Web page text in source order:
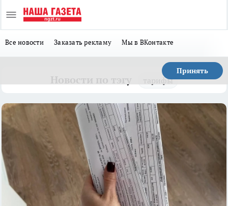
Все новости Заказать рекламу Мы в ВКонтакте
Принять
тарифы